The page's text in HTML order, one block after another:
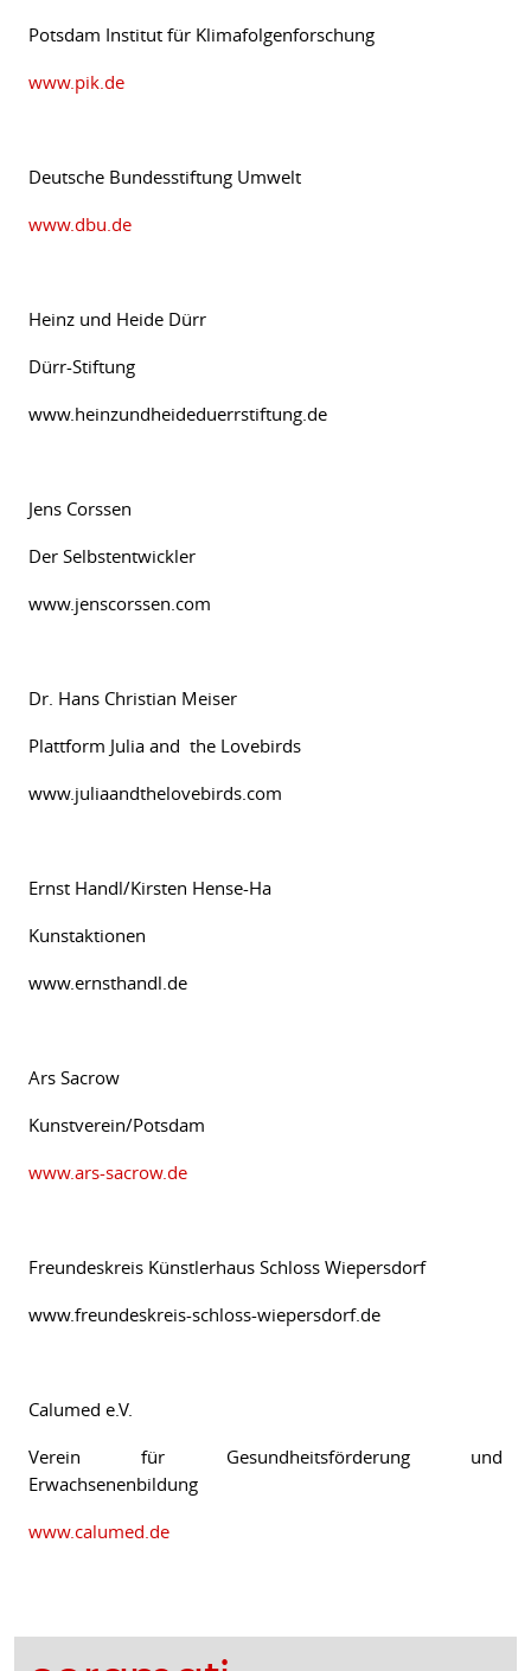
Potsdam Institut für Klimafolgenforschung
www.pik.de
Deutsche Bundesstiftung Umwelt
www.dbu.de
Heinz und Heide Dürr
Dürr-Stiftung
www.heinzundheideduerrstiftung.de
Jens Corssen
Der Selbstentwickler
www.jenscorssen.com
Dr. Hans Christian Meiser
Plattform Julia and the Lovebirds
www.juliaandthelovebirds.com
Ernst Handl/Kirsten Hense-Ha
Kunstaktionen
www.ernsthandl.de
Ars Sacrow
Kunstverein/Potsdam
www.ars-sacrow.de
Freundeskreis Künstlerhaus Schloss Wiepersdorf
www.freundeskreis-schloss-wiepersdorf.de
Calumed e.V.
Verein für Gesundheitsförderung und
Erwachsenenbildung
www.calumed.de